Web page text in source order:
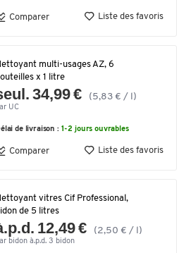
Comparer Liste des favoris
multi-usages AZ, 6
x 1 litre
34,99 € (5,83 € / l)
UC
de livraison : 1-2 jours ouvrables
Comparer Liste des favoris
vitres Cif Professional,
de 5 litres
12,49 € (2,50 € / l)
bidon à.p.d. 3 bidon